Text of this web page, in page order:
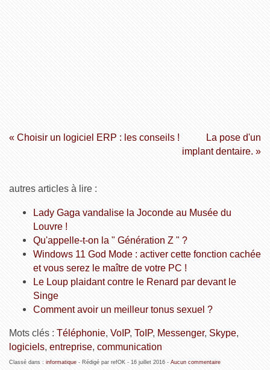
« Choisir un logiciel ERP : les conseils !
La pose d'un
implant dentaire. »
autres articles à lire :
Lady Gaga vandalise la Joconde au Musée du
Louvre !
Qu'appelle-t-on la " Génération Z " ?
Windows 11 God Mode : activer cette fonction cachée
et vous serez le maître de votre PC !
Le Loup plaidant contre le Renard par devant le
Singe
Comment avoir un meilleur tonus sexuel ?
Mots clés : Téléphonie, VoIP, ToIP, Messenger, Skype,
logiciels, entreprise, communication
Classé dans : informatique- Rédigé par refOK - 16 juillet 2016- Aucun commentaire